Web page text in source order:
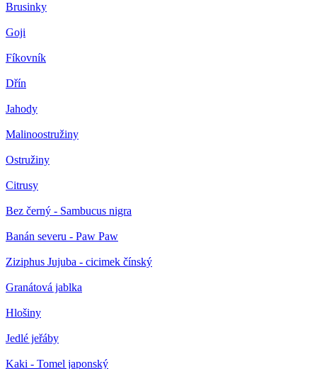
Brusinky
Goji
Fíkovník
Dřín
Jahody
Malinoostružiny
Ostružiny
Citrusy
Bez černý - Sambucus nigra
Banán severu - Paw Paw
Ziziphus Jujuba - cicimek čínský
Granátová jablka
Hlošiny
Jedlé jeřáby
Kaki - Tomel japonský